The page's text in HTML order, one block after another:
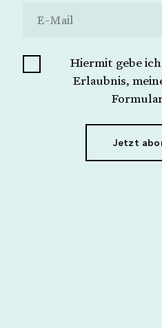
Schliessen
Hiermit gebe ich
meine Daten aus
Jetzt
Hiermit gebe
Erlaubnis,
Jetzt